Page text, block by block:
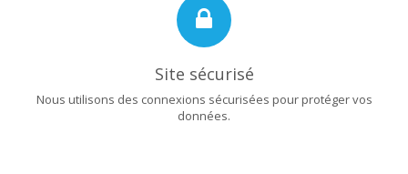
Site sécurisé
Nous utilisons des connexions sécurisées pour protéger vos
données.